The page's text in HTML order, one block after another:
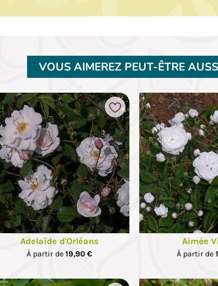
VOUS AIMEREZ PEUT-ÊTRE
Adelaïde d'Orléans
À partir de 19,90 €
Aimée
À partir de
Ajouter à mes favoris